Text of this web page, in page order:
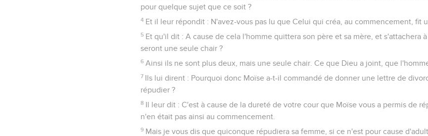
pour quelque sujet que ce soit ?
4 Et il leur répondit : N'avez-vous pas lu que Celui qui créa, au commencement, fit
5 Et qu'il dit : A cause de cela l'homme quittera son père et sa mère, et s'attachera
seront une seule chair ?
6 Ainsi ils ne sont plus deux, mais une seule chair. Ce que Dieu a joint, que
7 Ils lui dirent : Pourquoi donc Moïse a-t-il commandé de donner une lettre de
répudier ?
8 Il leur dit : C'est à cause de la dureté de votre cour que Moïse vous a permis de
n'en était pas ainsi au commencement.
9 Mais je vous dis que quiconque répudiera sa femme, si ce n'est pour cause